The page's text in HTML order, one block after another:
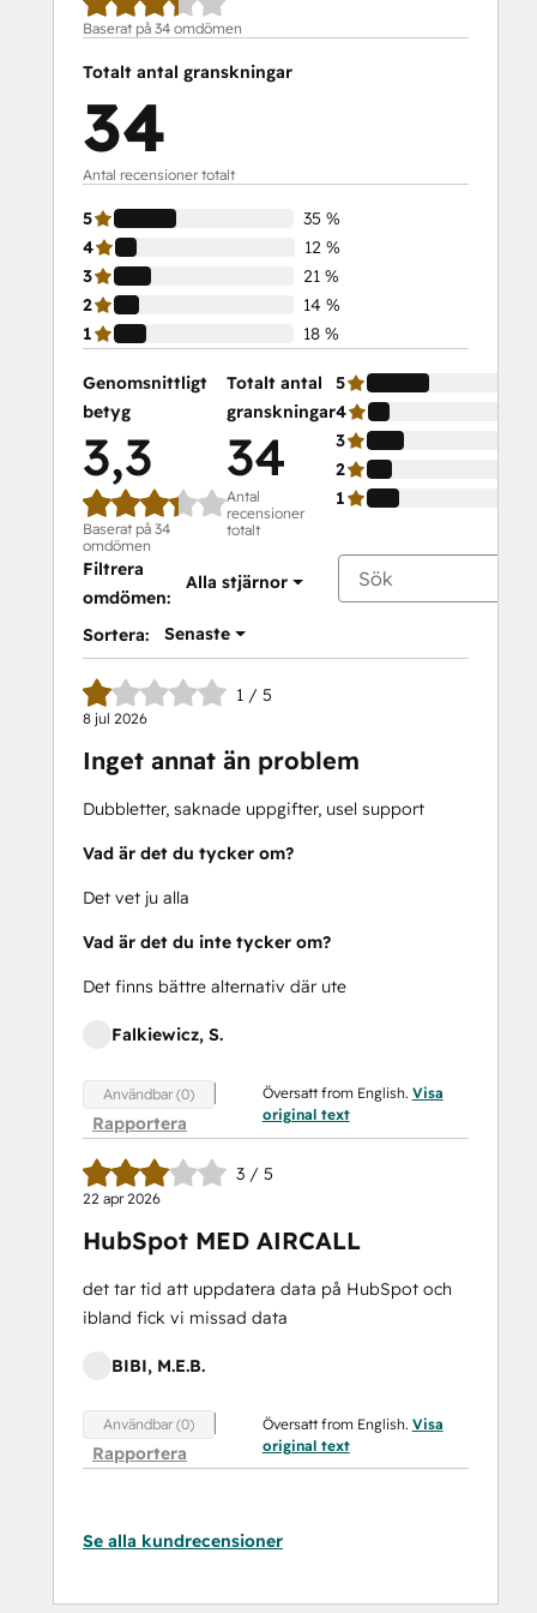
Baserat på 34 omdömen
Totalt antal granskningar
34
Antal recensioner totalt
5
35 %
4
12 %
3
21 %
2
14 %
1
18 %
Genomsnittligt
betyg
3,3
Baserat på 34
omdömen
Totalt antal
granskningar
34
Antal
recensioner
totalt
5
4
3
2
1
Filtrera
omdömen:
Alla stjärnor
Sortera: Senaste
1 / 5
8 jul 2026
Inget annat än problem
Dubbletter, saknade uppgifter, usel support
Vad är det du tycker om?
Det vet ju alla
Vad är det du inte tycker om?
Det finns bättre alternativ där ute
Falkiewicz, S.
Användbar (0)
Rapportera
Översatt from English. Visa
original text
3 / 5
22 apr 2026
HubSpot MED AIRCALL
det tar tid att uppdatera data på HubSpot och
ibland fick vi missad data
BIBI, M.E.B.
Användbar (0)
Rapportera
Översatt from English. Visa
original text
Se alla kundrecensioner